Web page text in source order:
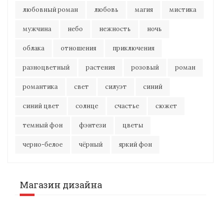
любовный роман любовь магия мистика
мужчина небо нежность ночь
облака отношения приключения
разноцветный растения розовый роман
романтика свет силуэт синий
синий цвет солнце счастье сюжет
темный фон фэнтези цветы
черно-белое чёрный яркий фон
Магазин дизайна